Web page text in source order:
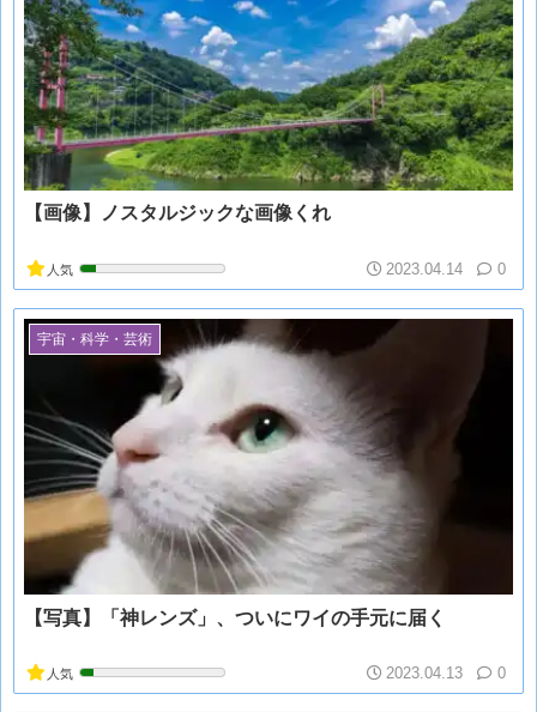
【画像】ノスタルジックな画像くれ
人気 2023.04.14 0
宇宙・科学・芸術
【写真】「神レンズ」、ついにワイの手元に届く
人気 2023.04.13 0